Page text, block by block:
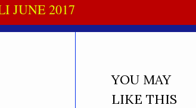
JUNE 2017
YOU MAY
LIKE THIS